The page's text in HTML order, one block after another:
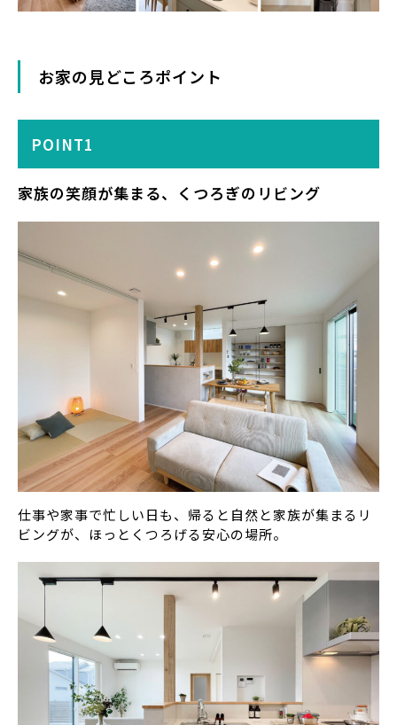
お家の見どころポイント
POINT1
家族の笑顔が集まる、くつろぎのリビング
仕事や家事で忙しい日も、帰ると自然と家族が集まるリ
ビングが、ほっとくつろげる安心の場所。